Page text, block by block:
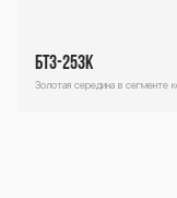
БТЗ-253К
Золотая середина в сегменте